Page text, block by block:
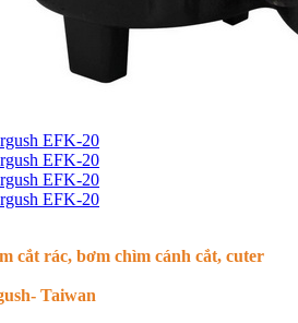
cắt rác, bơm chìm cánh cắt, cuter
Taiwan